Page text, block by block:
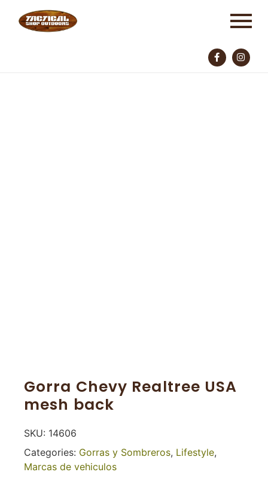
Gorra Chevy Realtree USA
mesh back
SKU: 14606
Categories: Gorras y Sombreros, Lifestyle,
Marcas de vehiculos